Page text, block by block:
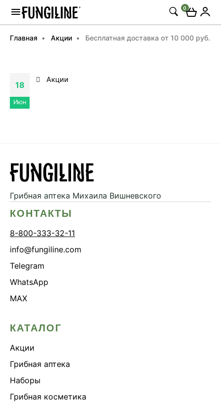
0
Главная Акции Бесплатная доставка от 10 000 руб.
18
Июн
Акции
Грибная аптека Михаила Вишневского
КОНТАКТЫ
8-800-333-32-11
info@fungiline.com
Telegram
WhatsApp
MAX
КАТАЛОГ
Акции
Грибная аптека
Наборы
Грибная косметика